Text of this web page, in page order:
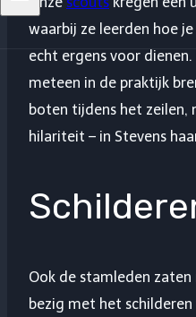
waarbij ze leerden hoe
echt ergens voor
meteen in de praktijk
boten tijdens het
hilariteit – in Stevens
Ook de stamleden
bezig met het